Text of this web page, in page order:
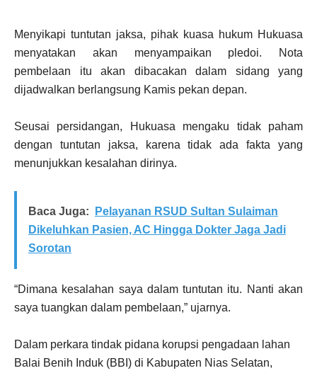
Menyikapi tuntutan jaksa, pihak kuasa hukum Hukuasa
menyatakan akan menyampaikan pledoi. Nota
pembelaan itu akan dibacakan dalam sidang yang
dijadwalkan berlangsung Kamis pekan depan.
Seusai persidangan, Hukuasa mengaku tidak paham
dengan tuntutan jaksa, karena tidak ada fakta yang
menunjukkan kesalahan dirinya.
Baca Juga:
Pelayanan RSUD Sultan Sulaiman
Dikeluhkan Pasien, AC Hingga Dokter Jaga Jadi
Sorotan
“Dimana kesalahan saya dalam tuntutan itu. Nanti akan
saya tuangkan dalam pembelaan,” ujarnya.
Dalam perkara tindak pidana korupsi pengadaan lahan
Balai Benih Induk (BBI) di Kabupaten Nias Selatan,